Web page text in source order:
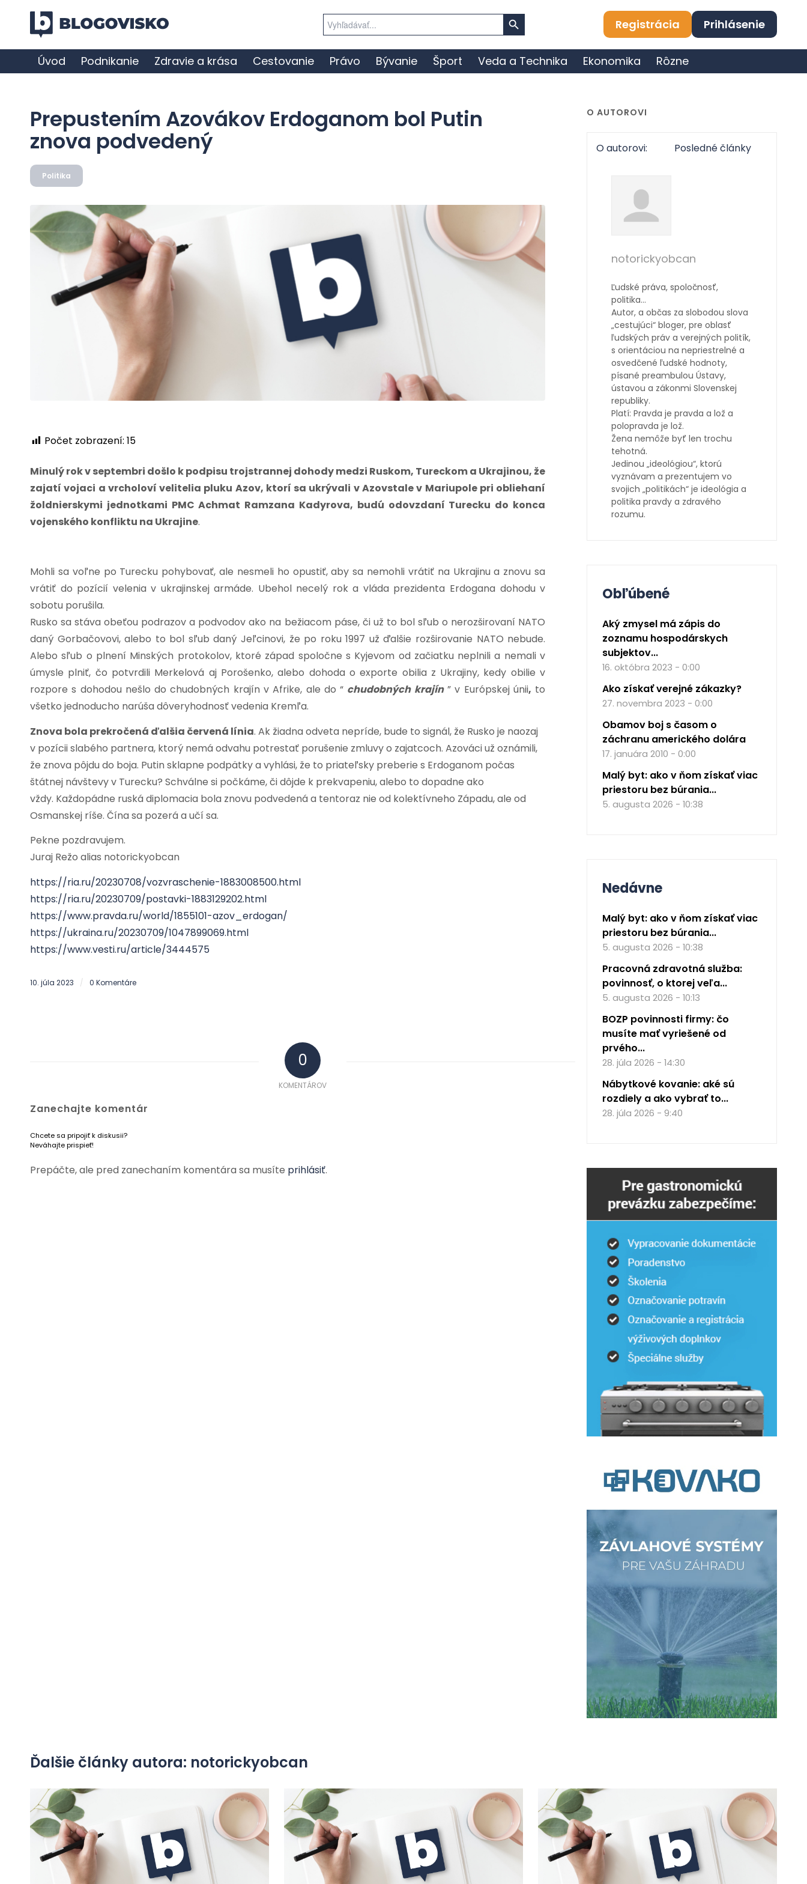
for:
Search Button
Registrácia Prihlásenie
Úvod Podnikanie Zdravie a krása Cestovanie Právo Bývanie Šport Veda a Technika Ekonomika Rôzne
Prepustením Azovákov Erdoganom bol Putin
znova podvedený
Politika
Počet zobrazení: 15
Minulý rok v septembri došlo k podpisu trojstrannej dohody medzi Ruskom, Tureckom a Ukrajinou, že
zajatí vojaci a vrcholoví velitelia pluku Azov, ktorí sa ukrývali v Azovstale v Mariupole pri obliehaní
žoldnierskymi jednotkami PMC Achmat Ramzana Kadyrova, budú odovzdaní Turecku do konca
vojenského konfliktu na Ukrajine.
Mohli sa voľne po Turecku pohybovať, ale nesmeli ho opustiť, aby sa nemohli vrátiť na Ukrajinu a znovu sa
vrátiť do pozícií velenia v ukrajinskej armáde. Ubehol necelý rok a vláda prezidenta Erdogana dohodu v
sobotu porušila.
Rusko sa stáva obeťou podrazov a podvodov ako na bežiacom páse, či už to bol sľub o nerozširovaní NATO
daný Gorbačovovi, alebo to bol sľub daný Jeľcinovi, že po roku 1997 už ďalšie rozširovanie NATO nebude.
Alebo sľub o plnení Minských protokolov, ktoré západ spoločne s Kyjevom od začiatku neplnili a nemali v
úmysle plniť, čo potvrdili Merkelová aj Porošenko,alebo dohoda o exporte obilia z Ukrajiny, kedy obilie v
rozpore s dohodou nešlo do chudobných krajín v Afrike, ale do “ chudobných krajín” v Európskej únii, to
všetko jednoducho narúša dôveryhodnosť vedenia Kremľa.
Znova bola prekročená ďalšia červená línia. Ak žiadna odveta nepríde, bude to signál, že Rusko je naozaj
v pozícii slabého partnera, ktorý nemá odvahu potrestať porušenie zmluvy o zajatcoch. Azováci už oznámili,
že znova pôjdu do boja. Putin sklapne podpätky a vyhlási, že to priateľsky preberie s Erdoganom počas
štátnej návštevy v Turecku? Schválne si počkáme, či dôjde k prekvapeniu, alebo to dopadne ako
vždy. Každopádne ruská diplomacia bola znovu podvedená a tentoraz nie od kolektívneho Západu, ale od
Osmanskej ríše. Čína sa pozerá a učí sa.
Pekne pozdravujem.
Juraj Režo alias notorickyobcan
https://ria.ru/20230708/vozvraschenie-1883008500.html
https://ria.ru/20230709/postavki-1883129202.html
https://www.pravda.ru/world/1855101-azov_erdogan/
https://ukraina.ru/20230709/1047899069.html
https://www.vesti.ru/article/3444575
10. júla 2023 / 0 Komentáre
0
KOMENTÁROV
Zanechajte komentár
Chcete sa pripojiť k diskusii?
Neváhajte prispieť!
Prepáčte, ale pred zanechaním komentára sa musíte prihlásiť.
O AUTOROVI
O autorovi: Posledné články
notorickyobcan
Ľudské práva, spoločnosť,
politika…
Autor, a občas za slobodou slova
„cestujúci“ bloger, pre oblasť
ľudských práv a verejných politík,
s orientáciou na nepriestrelné a
osvedčené ľudské hodnoty,
písané preambulou Ústavy,
ústavou a zákonmi Slovenskej
republiky.
Platí: Pravda je pravda a lož a
polopravda je lož.
Žena nemôže byť len trochu
tehotná.
Jedinou „ideológiou“, ktorú
vyznávam a prezentujem vo
svojich „politikách“ je ideológia a
politika pravdy a zdravého
rozumu.
Obľúbené
Aký zmysel má zápis do
zoznamu hospodárskych
subjektov...
16. októbra 2023 - 0:00
Ako získať verejné zákazky?
27. novembra 2023 - 0:00
Obamov boj s časom o
záchranu amerického dolára
17. januára 2010 - 0:00
Malý byt: ako v ňom získať viac
priestoru bez búrania...
5. augusta 2026 - 10:38
Nedávne
Malý byt: ako v ňom získať viac
priestoru bez búrania...
5. augusta 2026 - 10:38
Pracovná zdravotná služba:
povinnosť, o ktorej veľa...
5. augusta 2026 - 10:13
BOZP povinnosti firmy: čo
musíte mať vyriešené od
prvého...
28. júla 2026 - 14:30
Nábytkové kovanie: aké sú
rozdiely a ako vybrať to...
28. júla 2026 - 9:40
Ďalšie články autora: notorickyobcan